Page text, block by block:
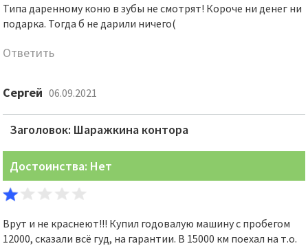
Типа даренному коню в зубы не смотрят! Короче ни денег ни
подарка. Тогда б не дарили ничего(
Ответить
Сергей 06.09.2021
Заголовок: Шаражкина контора
Достоинства: Нет
Врут и не краснеют!!! Купил годовалую машину с пробегом
12000, сказали всё гуд, на гарантии. В 15000 км поехал на т.о.